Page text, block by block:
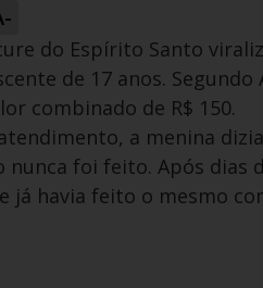
do Espírito Santo
de 17 anos.
combinado de R$ 150.
a menina
nunca foi feito. Após dias
já havia feito o mesmo